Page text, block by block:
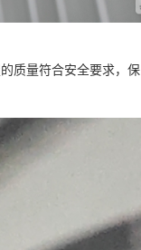
质量符合安全要求，保